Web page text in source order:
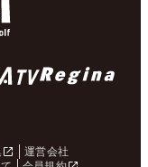
運営会社